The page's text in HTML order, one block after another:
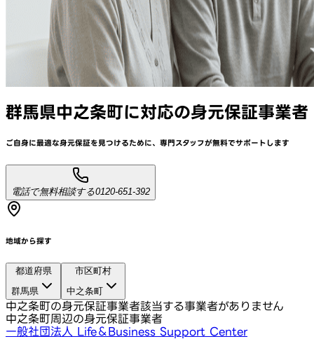
群馬県中之条町に対応の身元保証事業者
ご自身に最適な身元保証を見つけるために、 専門スタッフが無料でサポートします
電話で無料相談する0120-651-392
地域から探す
都道府県
群馬県
市区町村
中之条町
中之条町の身元保証事業者該当する事業者がありません
中之条町周辺の身元保証事業者
一般社団法人 Life＆Business Support Center